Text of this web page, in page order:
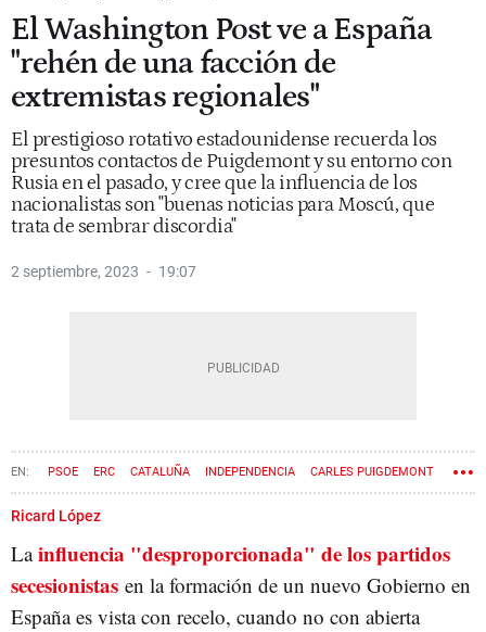
El Washington Post ve a España
"rehén de una facción de
extremistas regionales"
El prestigioso rotativo estadounidense recuerda los
presuntos contactos de Puigdemont y su entorno con
Rusia en el pasado, y cree que la influencia de los
nacionalistas son "buenas noticias para Moscú, que
trata de sembrar discordia"
2 septiembre, 2023 19:07
PSOE ERC CATALUÑA INDEPENDENCIA CARLES PUIGDEMONT
PEDRO SÁNCHEZ
GOBIERNO JUNTS PER CATALUNYA
Ricard López
Lainfluencia "desproporcionada" de los partidos
secesionistas en la formación de un nuevo Gobierno en
España es vista con recelo, cuando no con abierta